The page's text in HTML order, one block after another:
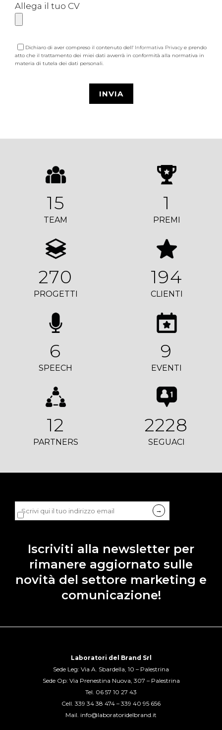
Allega il tuo CV
Dichiaro di aver compreso il contenuto dell' Informativa Privacy e prendo
atto che il trattamento dei miei dati avverrà in conformità alla normativa in
materia di tutela dei dati personali.
15
TEAM
1
PREMI
270
PROGETTI
194
CLIENTI
6
SPEECH
9
EVENTI
12
PARTNERS
2228
SEGUACI
Dichiaro di accettare laprivacy policy
Iscriviti alla newsletter per
rimanere aggiornato sulle
novità del settore marketing e
comunicazione!
Laboratori del Brand Srl
Sede Leg: Via A. Sbardella, 10 – Palestrina
Sede Op: Via Prenestina Nuova, 307 – Palestrina
Tel. 06 57 10 27 43
Cell. 339 34 38 474 – 339 40 95 656
Mail. info@laboratoridelbrand.it